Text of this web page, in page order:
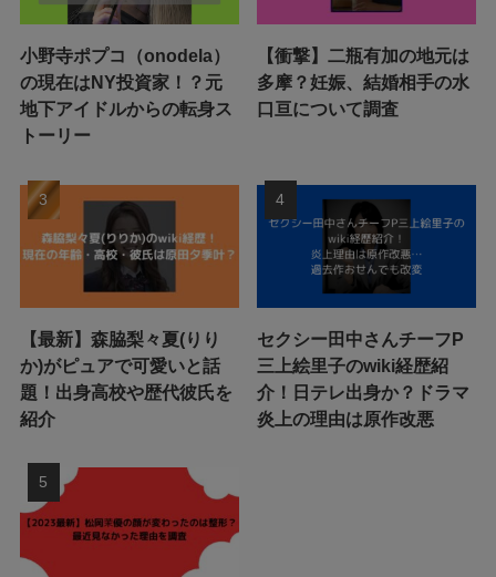
小野寺ポプコ（onodela）
の現在はNY投資家！？元
地下アイドルからの転身ス
トーリー
【衝撃】二瓶有加の地元は
多摩？妊娠、結婚相手の水
口亘について調査
【最新】森脇梨々夏(りり
か)がピュアで可愛いと話
題！出身高校や歴代彼氏を
紹介
セクシー田中さんチーフP
三上絵里子のwiki経歴紹
介！日テレ出身か？ドラマ
炎上の理由は原作改悪